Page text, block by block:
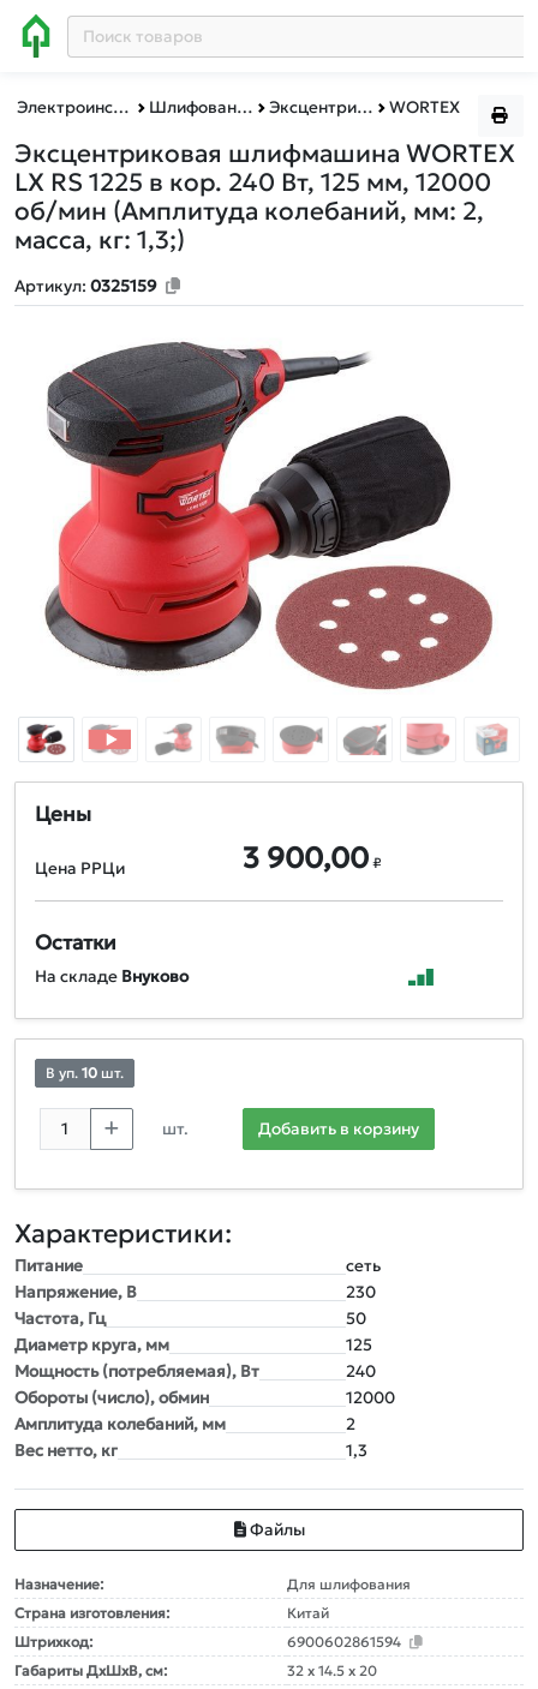
Электроинструменты BULL, MOLOT, WORTEX, ФИОЛЕНТ Шлифование и полировка Эксцентриковые шлифмашины WORTEX
Эксцентриковая шлифмашина WORTEX
LX RS 1225 в кор. 240 Вт, 125 мм, 12000
об/мин (Амплитуда колебаний, мм: 2,
масса, кг: 1,3;)
Артикул: 0325159
Цены
Цена РРЦи 3 900,00 ₽
Остатки
На складе Внуково
В уп. 10 шт.
шт. Добавить в корзину
Характеристики:
Питание
сеть
Напряжение, В
230
Частота, Гц
50
Диаметр круга, мм
125
Мощность (потребляемая), Вт
240
Обороты (число), обмин
12000
Амплитуда колебаний, мм
2
Вес нетто, кг
1,3
Файлы
Назначение:
Для шлифования
Страна изготовления:
Китай
Штрихкод:
6900602861594
Габариты ДxШxВ, см:
32 x 14.5 x 20